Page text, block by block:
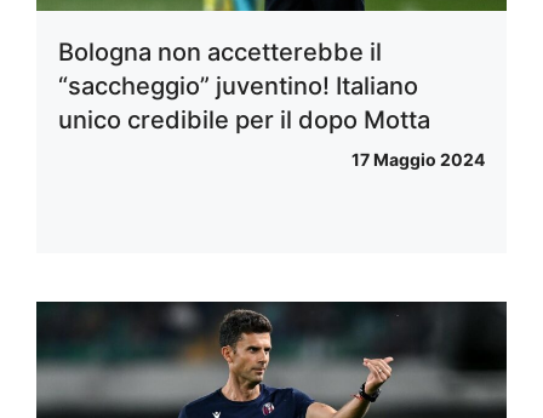
Bologna non accetterebbe il
“saccheggio” juventino! Italiano
unico credibile per il dopo Motta
17 Maggio 2024